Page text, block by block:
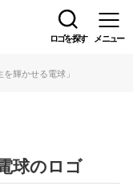
ロゴを探す メニュー
輝かせる電球」
球のロゴ